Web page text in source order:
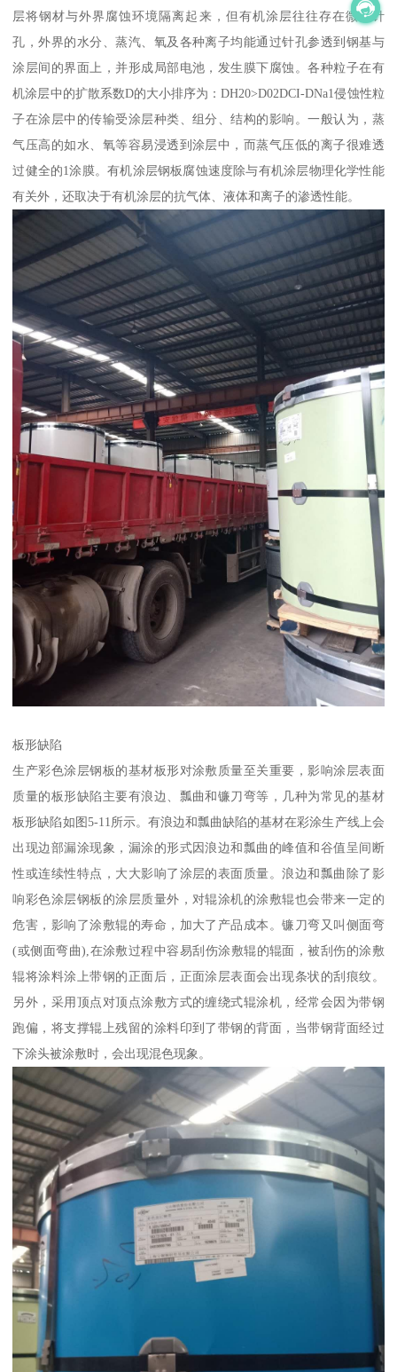
层将钢材与外界腐蚀环境隔离起来，但有机涂层往往存在微小针
孔，外界的水分、蒸汽、氧及各种离子均能通过针孔参透到钢基与
涂层间的界面上，并形成局部电池，发生膜下腐蚀。各种粒子在有
机涂层中的扩散系数D的大小排序为：DH20>D02DCI-DNa1侵蚀性粒
子在涂层中的传输受涂层种类、组分、结构的影响。一般认为，蒸
气压高的如水、氧等容易浸透到涂层中，而蒸气压低的离子很难透
过健全的1涂膜。有机涂层钢板腐蚀速度除与有机涂层物理化学性能
有关外，还取决于有机涂层的抗气体、液体和离子的渗透性能。
板形缺陷
生产彩色涂层钢板的基材板形对涂敷质量至关重要，影响涂层表面
质量的板形缺陷主要有浪边、瓢曲和镰刀弯等，几种为常见的基材
板形缺陷如图5-11所示。有浪边和瓢曲缺陷的基材在彩涂生产线上会
出现边部漏涂现象，漏涂的形式因浪边和瓢曲的峰值和谷值呈间断
性或连续性特点，大大影响了涂层的表面质量。浪边和瓢曲除了影
响彩色涂层钢板的涂层质量外，对辊涂机的涂敷辊也会带来一定的
危害，影响了涂敷辊的寿命，加大了产品成本。镰刀弯又叫侧面弯
(或侧面弯曲),在涂敷过程中容易刮伤涂敷辊的辊面，被刮伤的涂敷
辊将涂料涂上带钢的正面后，正面涂层表面会出现条状的刮痕纹。
另外，采用顶点对顶点涂敷方式的缠绕式辊涂机，经常会因为带钢
跑偏，将支撑辊上残留的涂料印到了带钢的背面，当带钢背面经过
下涂头被涂敷时，会出现混色现象。